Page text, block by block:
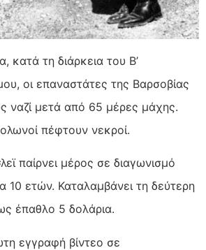
κατά τη διάρκεια του Β’
οι επαναστάτες της Βαρσοβίας
ναζί μετά από 65 μέρες μάχης.
πέφτουν νεκροί.
παίρνει μέρος σε διαγωνισμό
10 ετών. Καταλαμβάνει τη δεύτερη
έπαθλο 5 δολάρια.
εγγραφή βίντεο σε